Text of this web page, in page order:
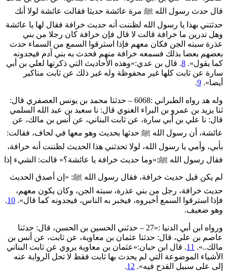
قال حدث رسول الله ﷺ مرة عائشة حديثا فقالت عائشة لولا أنك
حدثتني بهذا يا رسول الله لظننت أنه ‌حديث ‌خرافة فقال لها يا عائشة
وهل تدرين ما خرافة قالت لا قال فإن خرافة كان رجلا من بني
عذرة سبته الجن فكان معهم فإذا استرقوا السمع من السماء حدث
بعضهم بعضا بذلك فسمعه خرافة منهم فحدث به بني آدم فيجدونه
كما يقول». 8. قال بن عدي:«وهذه الأحاديث التي ذكرتها لعلي بن أبي
سارة عن ثابت كلها غير محفوظة وله غير ذلك عن ثابت مناكير
أيضا». 9
.
وله هد رواه الطبراني :6068 – حدثنا محمد بن يونس العصفري قال:
ثنا يزيد بن عمرو بن البراء الغنوي قال: نا سعيد بن عبد الله السلمي
قال: نا علي بن أبي سارة، عن ثابت البناني، عن أنس بن مالك، عن
عائشة، أن رسول الله ﷺ حدثها بحديث وهو معها في لحاف، فقالت:
بأبي، وأمي يا رسول الله، لولا تحدثني هذا الحديث لظننت أنه خرافة،
فقال رسول الله ﷺ:«وما ‌حديث ‌خرافة يا عائشة؟» قالت: الشيء إذا
لم يكن قيل ‌حديث ‌خرافة، فقال رسول الله ﷺ: «إن أصدق الحديث
‌حديث ‌خرافة، رجل من بني عذرة، سبته الجن، وكان يكون معهم،
فإذا استرقوا السمع أخبروه، فيخبر به الناس، فيجدونه كما قال». 10
.
وهو ضعيف.
ورواه ابن أبي الدنيا :«27 – حدثني الحسين بن الحسن، قال: حدثنا
عاصم بن علي، قال: حدثنا عثمان بن معاوية، عن ثابت، عن أنس بن
مالك..». 11. قال ابن حبان:«عثمان بن معاوية يروي عن ثابت البناني
الأشياء الموضوعة التي لم يحدث بها ثابت فقط لا تحل الرواية عنه
إلى على سبيل القدح فيه». 12
.